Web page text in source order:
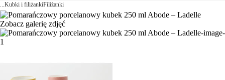
...Kubki i filiżankiFiliżanki
Zobacz galerię zdjęć